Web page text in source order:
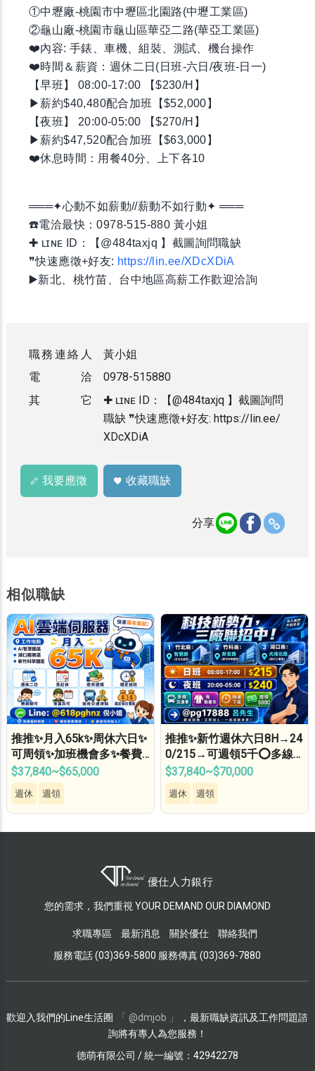
①中壢廠-桃園市中壢區北園路(中壢工業區)
②龜山廠-桃園市龜山區華亞二路(華亞工業區)
❤️內容: 手錶、車機、組裝、測試、機台操作
❤️時間＆薪資：週休二日(日班-六日/夜班-日一)
【早班】 08:00-17:00 【$230/H】
▶薪約$40,480配合加班【$52,000】
【夜班】 20:00-05:00 【$270/H】
▶薪約$47,520配合加班【$63,000】
❤️休息時間：用餐40分、上下各10
═══✦心動不如薪動//薪動不如行動✦ ═══
☎️電洽最快：0978-515-880 黃小姐
✚ ʟɪɴᴇ ID：【@484taxjq 】截圖詢問職缺
❞快速應徵+好友: https://lin.ee/XDcXDiA
▶️新北、桃竹苗、台中地區高薪工作歡迎洽詢
職務連絡人
黃小姐
電 洽
0978-515880
其 它
✚ ʟɪɴᴇ ID：【@484taxjq 】截圖詢問
職缺 ❞快速應徵+好友: https://lin.ee/
XDcXDiA
分享
我要應徵 收藏職缺
相似職缺
推推✨月入65k✨周休六日✨
可周領✨加班機會多✨餐費
補助✨免費機車位✨無經驗
可…
$37,840~$65,000
週休 週領
推推✨新竹週休六日8H→24
0/215→可週領5千⭕多線
交通車⭕免無塵衣✅AI伺…
$37,840~$70,000
週休 週領
您的需求，我們重視 YOUR DEMAND OUR DIAMOND
求職專區 最新消息 關於優仕
聯絡我們
服務電話 (03)369-5800 服務傳真 (03)369-7880
歡迎入我們的Line生活圈 「 @dmjob 」
，最新職缺資訊及工作問題諮
詢將有專人為您服務！
德萌有限公司 / 統一編號：42942278